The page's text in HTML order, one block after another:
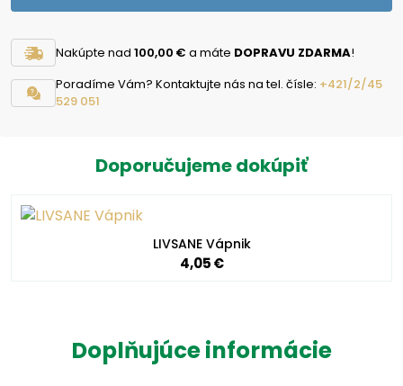
Nakúpte nad 100,00 € a máte DOPRAVU ZDARMA!
Poradíme Vám? Kontaktujte nás na tel. čísle: +421/2/45
529 051
Doporučujeme dokúpiť
LIVSANE Vápnik
4,05 €
Doplňujúce informácie